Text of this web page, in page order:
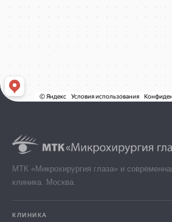
МТК «Микрохирургия глаза» и
клиника. Москва.
КЛИНИКА